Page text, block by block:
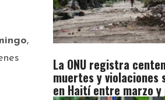
,
La ONU registra
muertes y violaciones
en Haití entre marzo y